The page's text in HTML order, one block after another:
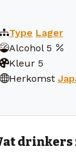
Type Lager
Alcohol 5
Kleur 5
Herkomst
drinkers